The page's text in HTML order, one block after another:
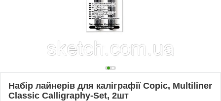
Набір лайнерів для каліграфії Copic, Multiliner
Classic Calligraphy-Set, 2шт